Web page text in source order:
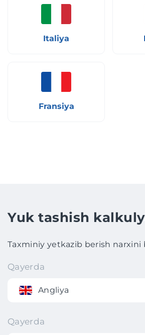
Italiya
Fransiya
Yuk tashish
Taxminiy yetkazib berish narxini
Qayerda
Angliya
Qayerda